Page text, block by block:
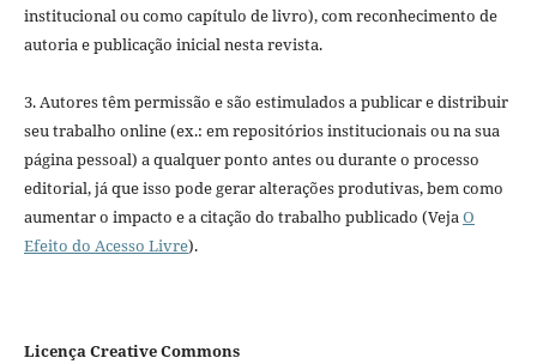
institucional ou como capítulo de livro), com reconhecimento de
autoria e publicação inicial nesta revista.
3. Autores têm permissão e são estimulados a publicar e distribuir
seu trabalho online (ex.: em repositórios institucionais ou na sua
página pessoal) a qualquer ponto antes ou durante o processo
editorial, já que isso pode gerar alterações produtivas, bem como
aumentar o impacto e a citação do trabalho publicado (VejaO
Efeito do Acesso Livre).
Licença Creative Commons